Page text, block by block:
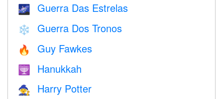
🌌 Guerra Das Estrelas
❄️ Guerra Dos Tronos
🔥 Guy Fawkes
🕎 Hanukkah
🧙 Harry Potter